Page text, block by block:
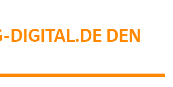
DIGITAL.DE DEN